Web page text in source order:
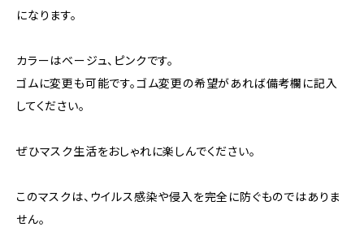
になります。
カラーはベージュ、ピンクです。
ゴムに変更も可能です。ゴム変更の希望があれば備考欄に記入
してください。
ぜひマスク生活をおしゃれに楽しんでください。
このマスクは、ウイルス感染や侵入を完全に防ぐものではありま
せん。